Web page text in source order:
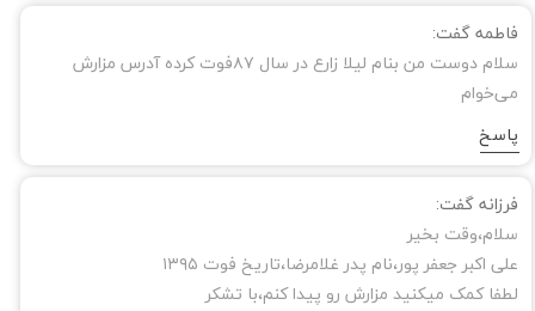
فاطمه گفت:
سلام دوست من بنام لیلا زارع در سال ۸۷فوت کرده آدرس مزارش
می‌خوام
پاسخ
فرزانه گفت:
سلام،وقت بخیر
علی اکبر جعفر پور،نام پدر غلامرضا،تاریخ فوت ۱۳۹۵
لطفا کمک میکنید مزارش رو پیدا کنم،با تشکر